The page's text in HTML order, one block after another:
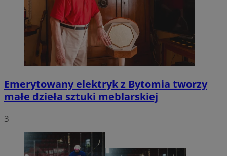
Emerytowany elektryk z Bytomia tworzy
małe dzieła sztuki meblarskiej
3